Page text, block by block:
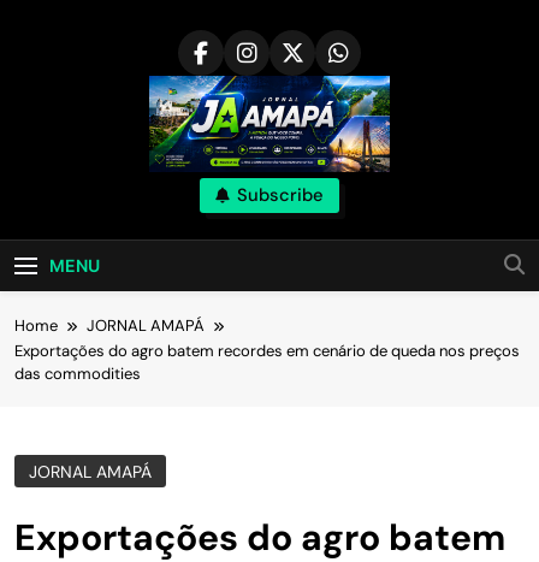
Subscribe
MENU
Home
JORNAL AMAPÁ
Exportações do agro batem recordes em cenário de queda nos preços
das commodities
JORNAL AMAPÁ
Exportações do agro batem